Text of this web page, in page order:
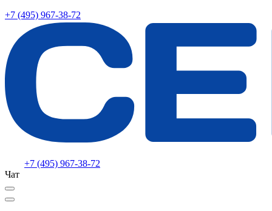
+7 (495) 967-38-72
+7 (495) 967-38-72
Чат